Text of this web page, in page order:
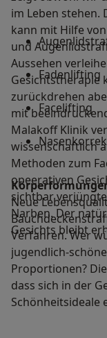
im Leben stehen.
kann mit Hilfe
und
Aussehen
Gesichtstherapie
zurückdrehen
mit
Malakoff Klinik
wissenschaftlich
Methoden zum
opeerativen
sichtbar
Narben. Der
Gesichts bleibt
Fadenlifting
Facelifting
Neue
Verfahren. Wer
jugendlich-
Proportionen?
dass sich in der
Schönheitsideale